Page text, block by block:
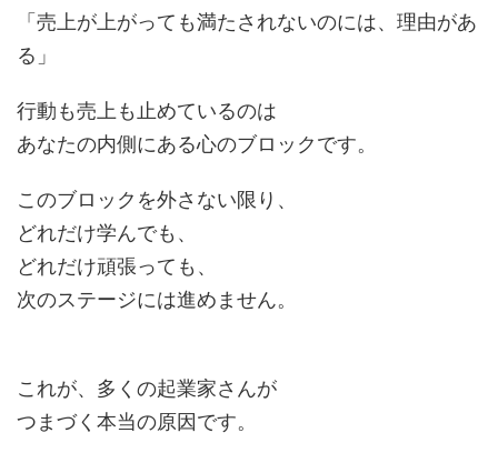
「売上が上がっても満たされないのには、理由があ
る」
行動も売上も止めているのは
あなたの内側にある心のブロックです。
このブロックを外さない限り、
どれだけ学んでも、
どれだけ頑張っても、
次のステージには進めません。
これが、多くの起業家さんが
つまづく本当の原因です。